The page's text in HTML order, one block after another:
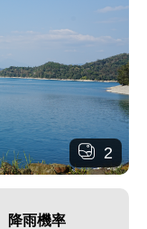
2
降雨機率